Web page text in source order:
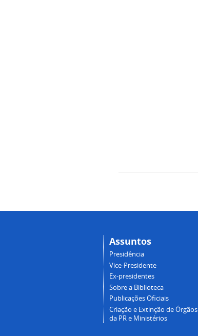
Assuntos
Presidência
Vice-Presidente
Ex-presidentes
Sobre a Biblioteca
Publicações Oficiais
Criação e Extinção de Órgãos
da PR e Ministérios